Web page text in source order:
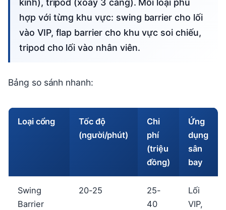
kính), tripod (xoay 3 càng). Mỗi loại phù
hợp với từng khu vực: swing barrier cho lối
vào VIP, flap barrier cho khu vực soi chiếu,
tripod cho lối vào nhân viên.
Bảng so sánh nhanh:
Loại cổng
Tốc độ
(người/phút)
Chi
phí
(triệu
đồng)
Ứng
dụng
sân
bay
Swing
Barrier
20-25
25-
40
Lối
VIP,